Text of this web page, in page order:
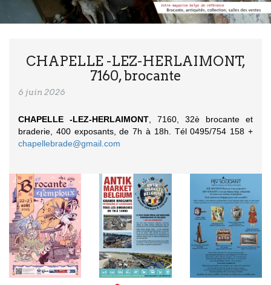
CHAPELLE -LEZ-HERLAIMONT,
7160, brocante
6 juin 2026
CHAPELLE -LEZ-HERLAIMONT , 7160, 32è brocante et
braderie, 400 exposants, de 7h à 18h. Tél 0495/754 158 +
chapellebrade@gmail.com